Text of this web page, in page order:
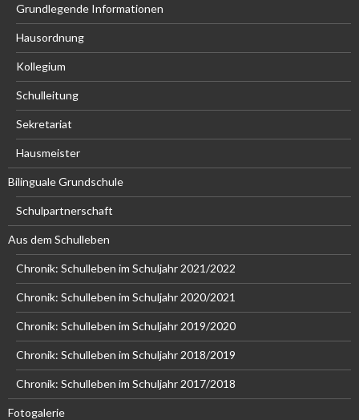
Grundlegende Informationen
Hausordnung
Kollegium
Schulleitung
Sekretariat
Hausmeister
Bilinguale Grundschule
Schulpartnerschaft
Aus dem Schulleben
Chronik: Schulleben im Schuljahr 2021/2022
Chronik: Schulleben im Schuljahr 2020/2021
Chronik: Schulleben im Schuljahr 2019/2020
Chronik: Schulleben im Schuljahr 2018/2019
Chronik: Schulleben im Schuljahr 2017/2018
Fotogalerie